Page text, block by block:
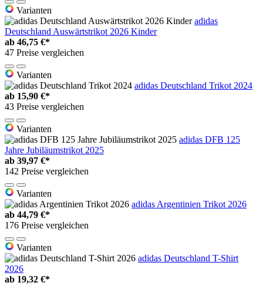
Varianten
adidas
Deutschland Auswärtstrikot 2026 Kinder
ab 46,75 €*
47 Preise vergleichen
Varianten
adidas Deutschland Trikot 2024
ab 15,90 €*
43 Preise vergleichen
Varianten
adidas DFB 125
Jahre Jubiläumstrikot 2025
ab 39,97 €*
142 Preise vergleichen
Varianten
adidas Argentinien Trikot 2026
ab 44,79 €*
176 Preise vergleichen
Varianten
adidas Deutschland T-Shirt
2026
ab 19,32 €*